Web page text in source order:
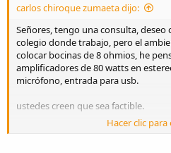
carlos chiroque zumaeta dijo:
Señores, tengo una consulta,
colegio donde trabajo, pero el
colocar bocinas de 8 ohmios, he
amplificadores de 80 watts en
micrófono, entrada para usb.
ustedes creen que sea factible.
Hacer clic para